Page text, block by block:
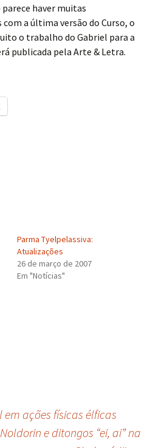
parece haver muitas
a última versão do Curso, o
o trabalho do Gabriel para a
publicada pela Arte & Letra.
Parma Tyelpelassiva:
Atualizações
26 de março de 2007
Em "Notícias"
ações físicas élficas
e ditongos “ei, ai” na